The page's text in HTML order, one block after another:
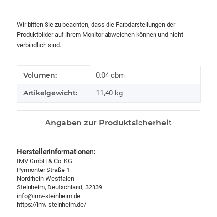
Wir bitten Sie zu beachten, dass die Farbdarstellungen der
Produktbilder auf ihrem Monitor abweichen können und nicht
verbindlich sind.
Produkteigenschaft
Wert
Volumen: 0,04 cbm
Artikelgewicht: 11,40 kg
Angaben zur Produktsicherheit
Herstellerinformationen:
IMV GmbH & Co. KG
Pyrmonter Straße 1
Nordrhein-Westfalen
Steinheim, Deutschland, 32839
info@imv-steinheim.de
https://imv-steinheim.de/